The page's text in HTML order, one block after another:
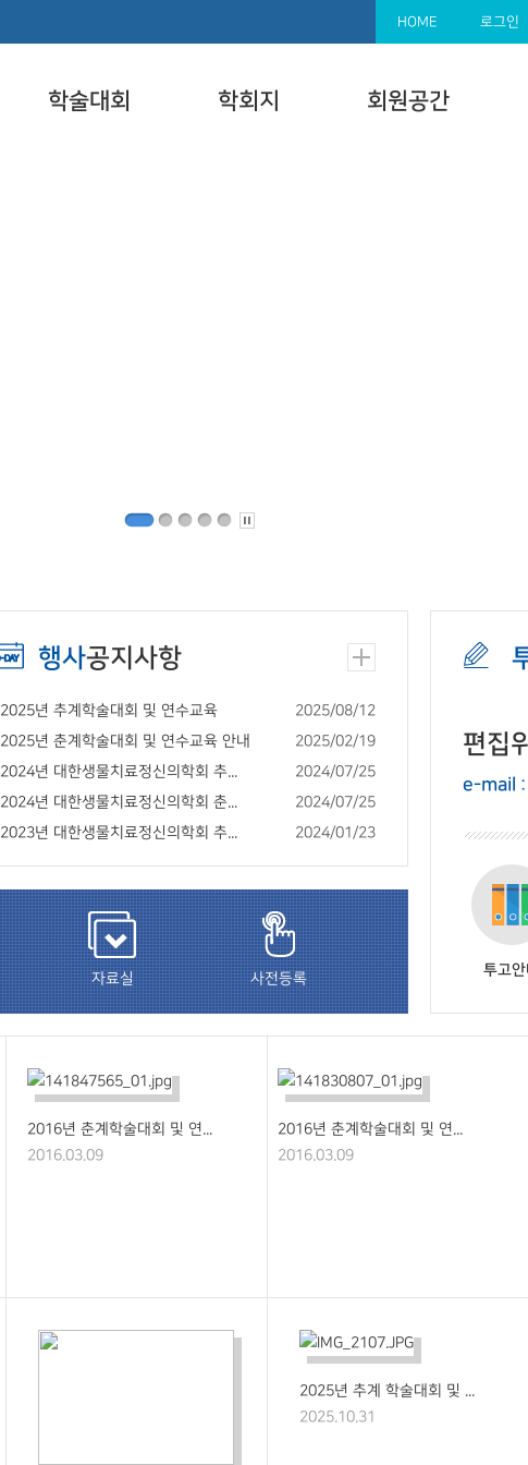
HOME 로그인
학술대회 학회지 회원공간
행사공지사항
2025년 추계학술대회 및 연수교육
2025/08/12
2025년 춘계학술대회 및 연수교육 안내
2025/02/19
2024년 대한생물치료정신의학회 추...
2024/07/25
2024년 대한생물치료정신의학회 춘...
2024/07/25
2023년 대한생물치료정신의학회 추...
2024/01/23
자료실 사전등록
편집
e-mail
투고안
2016년 춘계학술대회 및 연...
2016.03.09
2016년 춘계학술대회 및 연...
2016.03.09
2025년 추계 학술대회 및 ...
2025.10.31